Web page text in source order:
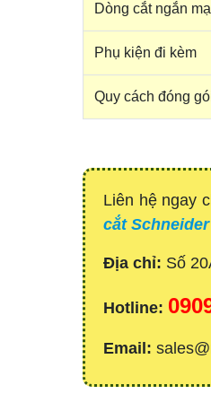
Dòng cắt ngắn
Phụ kiện đi kèm
Quy cách đóng
Liên hệ ngay
cắt Schneider
Địa chỉ: Số
Hotline:
Email: